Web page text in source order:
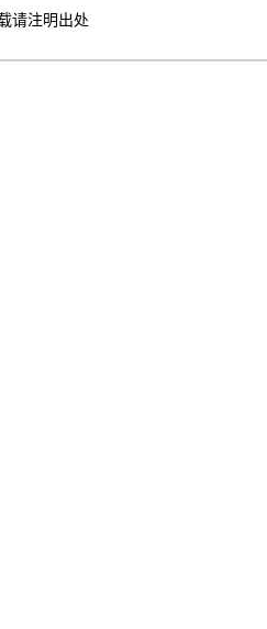
请注明出处